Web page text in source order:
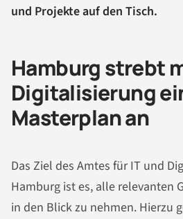
und Projekte auf den Tisch.
Hamburg strebt
Digitalisierung
Masterplan an
Das Ziel des Amtes für IT und
Hamburg ist es, alle relevanten
in den Blick zu nehmen. Hierzu